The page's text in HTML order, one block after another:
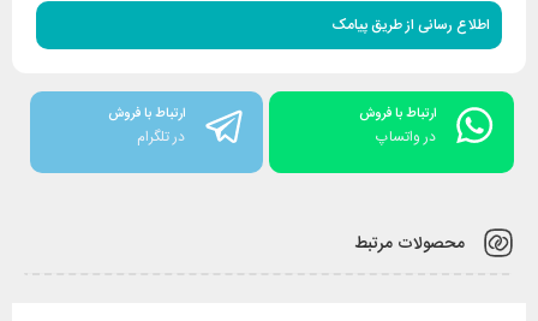
اطلاع رسانی از طریق پیامک
ارتباط با فروش
در واتساپ
ارتباط با فروش
در تلگرام
محصولات مرتبط